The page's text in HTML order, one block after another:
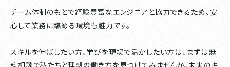
チーム体制のもとで経験豊富なエンジニアと協力できるため、安
心して業務に臨める環境も魅力です。
スキルを伸ばしたい方、学びを現場で活かしたい方は、まずは無